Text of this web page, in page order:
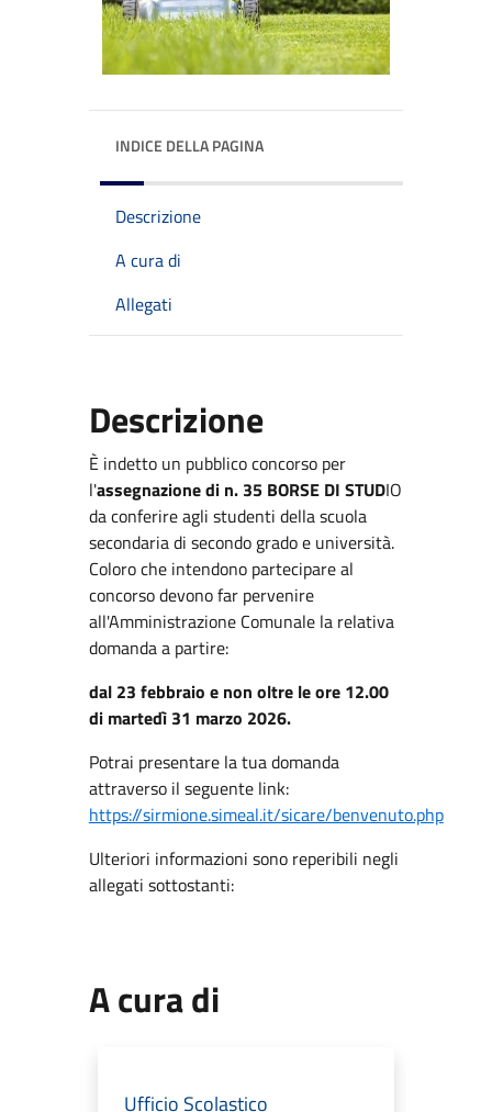
INDICE DELLA PAGINA
Descrizione
A cura di
Allegati
Descrizione
È indetto un pubblico concorso per
l'assegnazione di n. 35 BORSE DI STUDIO
da conferire agli studenti della scuola
secondaria di secondo grado e università.
Coloro che intendono partecipare al
concorso devono far pervenire
all'Amministrazione Comunale la relativa
domanda a partire:
dal 23 febbraio e non oltre le ore 12.00
di martedì 31 marzo 2026.
Potrai presentare la tua domanda
attraverso il seguente link:
https://sirmione.simeal.it/sicare/benvenuto.php
Ulteriori informazioni sono reperibili negli
allegati sottostanti:
A cura di
Ufficio Scolastico